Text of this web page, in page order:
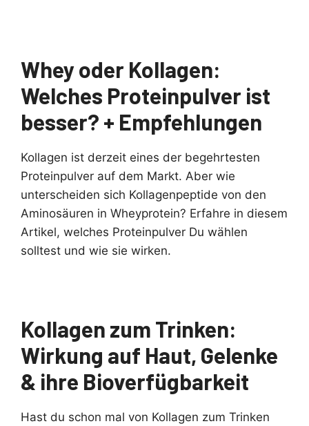
Whey oder Kollagen:
Welches Proteinpulver ist
besser? + Empfehlungen
Kollagen ist derzeit eines der begehrtesten
Proteinpulver auf dem Markt. Aber wie
unterscheiden sich Kollagenpeptide von den
Aminosäuren in Wheyprotein? Erfahre in diesem
Artikel, welches Proteinpulver Du wählen
solltest und wie sie wirken.
Kollagen zum Trinken:
Wirkung auf Haut, Gelenke
& ihre Bioverfügbarkeit
Hast du schon mal von Kollagen zum Trinken